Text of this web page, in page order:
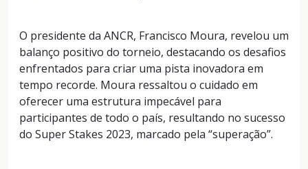
O presidente da ANCR, Francisco Moura, revelou um
balanço positivo do torneio, destacando os desafios
enfrentados para criar uma pista inovadora em
tempo recorde. Moura ressaltou o cuidado em
oferecer uma estrutura impecável para
participantes de todo o país, resultando no sucesso
do Super Stakes 2023, marcado pela “superação”.